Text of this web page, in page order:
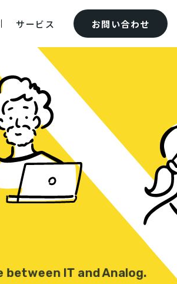
サービス お問い合わせ
between IT and Analog.